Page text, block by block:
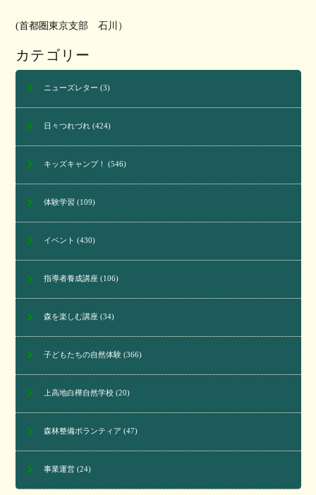
(首都圏東京支部 石川）
カテゴリー
ニューズレター (3)
日々つれづれ(424)
キッズキャンプ！ (546)
体験学習 (109)
イベント (430)
指導者養成講座(106)
森を楽しむ講座(34)
子どもたちの自然体験(366)
上高地白樺自然学校(20)
森林整備ボランティア (47)
事業運営(24)